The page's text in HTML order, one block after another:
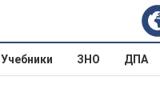
Учебники ЗНО ДПА